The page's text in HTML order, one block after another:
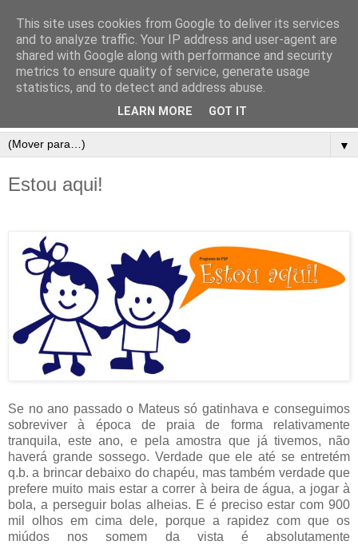
▼
Estou aqui!
Se no ano passado o Mateus só gatinhava e conseguimos
sobreviver à época de praia de forma relativamente
tranquila, este ano, e pela amostra que já tivemos, não
haverá grande sossego. Verdade que ele até se entretém
q.b. a brincar debaixo do chapéu, mas também verdade que
prefere muito mais estar a correr à beira de água, a jogar à
bola, a perseguir bolas alheias. E é preciso estar com 900
mil olhos em cima dele, porque a rapidez com que os
miúdos nos somem da vista é absolutamente
This site uses cookies from Google to deliver its services
and to analyze traffic. Your IP address and user-agent are
shared with Google along with performance and security
metrics to ensure quality of service, generate usage
statistics, and to detect and address abuse.
LEARN MORE GOT IT